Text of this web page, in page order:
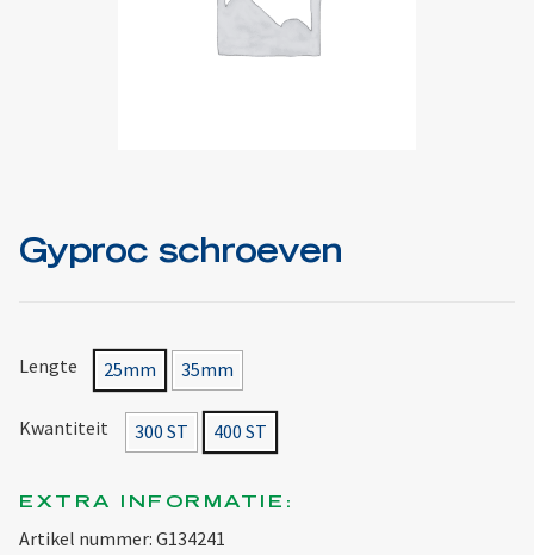
Gyproc schroeven
Lengte 25mm 35mm
Kwantiteit 300 ST 400 ST
EXTRA INFORMATIE:
Artikel nummer: G134241